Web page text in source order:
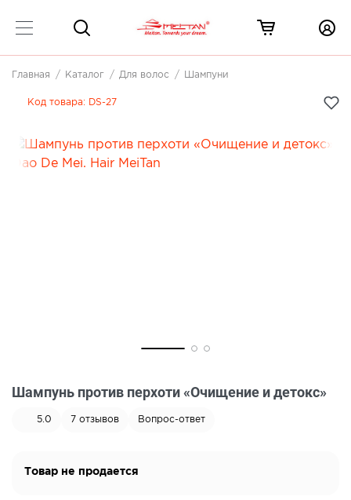
Главная Каталог Для волос Шампуни
Шампунь против перхоти «Очищение и детокс»
5.0 7 отзывов Вопрос-ответ
Код товара: DS-27
Товар не продается